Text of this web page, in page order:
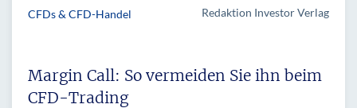
CFDs & CFD-Handel Redaktion Investor Verlag
Margin Call: So vermeiden Sie ihn beim
CFD-Trading